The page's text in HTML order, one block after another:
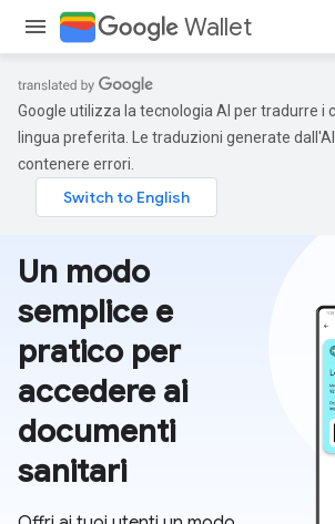
Wallet
Google utilizza la tecnologia AI per tradurre i
lingua preferita. Le traduzioni generate
contenere errori.
Un modo
semplice e
pratico per
accedere ai
documenti
sanitari